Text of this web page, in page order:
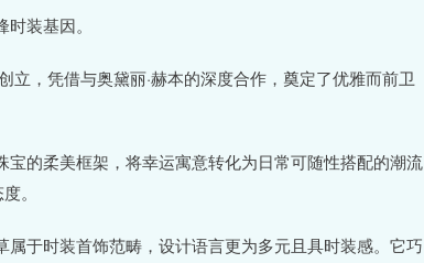
装基因。
立，凭借与奥黛丽·赫本的深度合作，奠定了优雅而前卫
的柔美框架，将幸运寓意转化为日常可随性搭配的潮流
。
于时装首饰范畴，设计语言更为多元且具时装感。它巧